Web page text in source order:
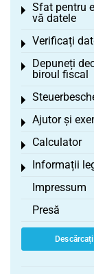
Sfat pentru
vă datele
Toggle menu
Verificați
Toggle menu
Depuneți
biroul fiscal
Toggle menu
Toggle menu
Ajutor și
Toggle menu
Calculator
Toggle menu
Informații
Toggle menu
Impressum
Presă